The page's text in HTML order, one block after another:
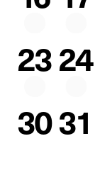
2324
3031